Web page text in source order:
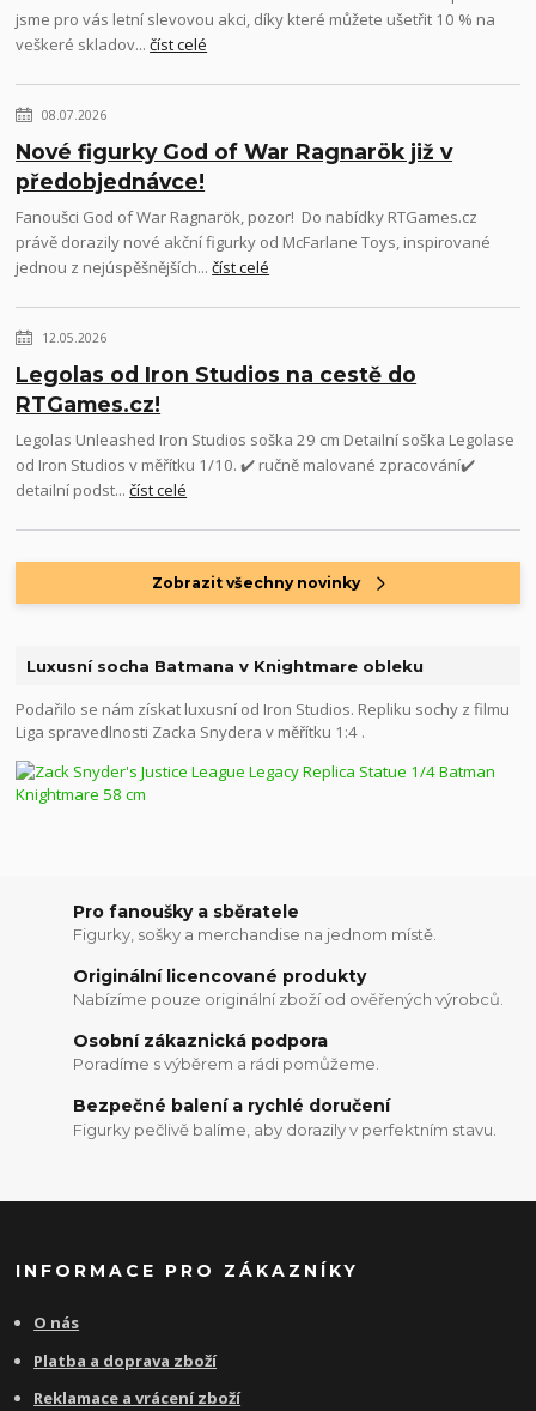
jsme pro vás letní slevovou akci, díky které můžete ušetřit 10 % na
veškeré skladov...číst celé
08.07.2026
Nové figurky God of War Ragnarök již v
předobjednávce!
Fanoušci God of War Ragnarök, pozor! Do nabídky RTGames.cz
právě dorazily nové akční figurky od McFarlane Toys, inspirované
jednou z nejúspěšnějších...číst celé
12.05.2026
Legolas od Iron Studios na cestě do
RTGames.cz!
Legolas Unleashed Iron Studios soška 29 cm Detailní soška Legolase
od Iron Studios v měřítku 1/10. ✔️ ručně malované zpracování✔️
detailní podst...číst celé
Zobrazit všechny novinky
Luxusní socha Batmana v Knightmare obleku
Podařilo se nám získat luxusní od Iron Studios. Repliku sochy z filmu
Liga spravedlnosti Zacka Snydera v měřítku 1:4 .
Pro fanoušky a sběratele
Figurky, sošky a merchandise na jednom místě.
Originální licencované produkty
Nabízíme pouze originální zboží od ověřených výrobců.
Osobní zákaznická podpora
Poradíme s výběrem a rádi pomůžeme.
Bezpečné balení a rychlé doručení
Figurky pečlivě balíme, aby dorazily v perfektním stavu.
INFORMACE PRO ZÁKAZNÍKY
O nás
Platba a doprava zboží
Reklamace a vrácení zboží